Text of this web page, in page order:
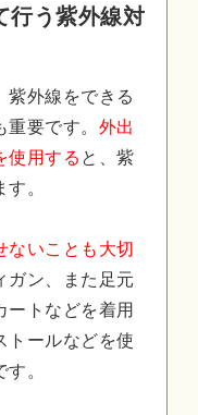
行う紫外線対
紫外線をできる
要です。 外出
使用する と、紫
。
ないことも大切
ガン、また足元
ートなどを着用
トールなどを使
。